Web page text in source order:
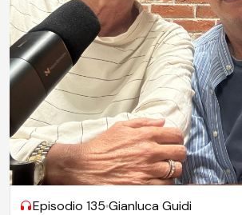
Episodio 135 Gianluca Guidi